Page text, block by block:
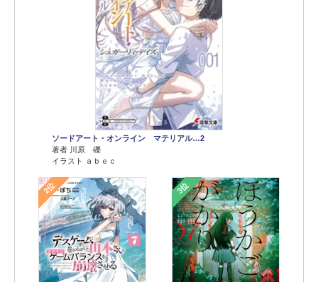
ソードアート・オンライン マテリアル…2
著者 川原 礫
イラスト ａｂｅｃ
2位 3位